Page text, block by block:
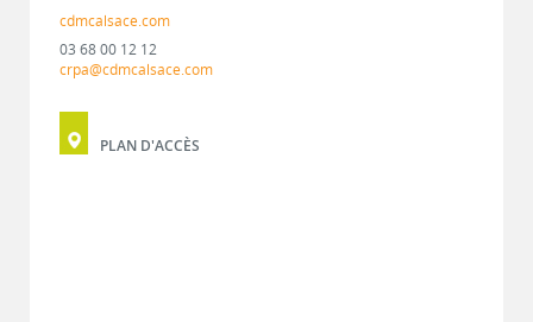
cdmcalsace.com
03 68 00 12 12
crpa@cdmcalsace.com
PLAN D'ACCÈS